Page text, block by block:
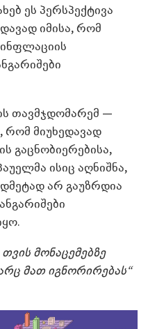
ეს პერსპექტივა
იმისა, რომ
ინფლაციის
თავმჯდომარემ —
რომ მიუხედავად
გაცნობიერებისა,
ისიც აღნიშნა,
არ გაუზრდია
მონაცემებზე
მათ იგნორირებას“